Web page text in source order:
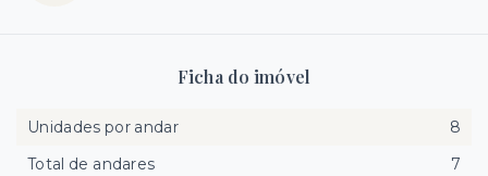
Ficha do imóvel
Unidades por andar
8
Total de andares
7